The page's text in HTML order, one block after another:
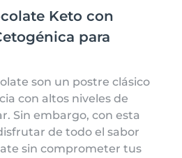
Keto con
para
son un postre clásico
con altos niveles de
Sin embargo, con esta
de todo el sabor
sin comprometer tus